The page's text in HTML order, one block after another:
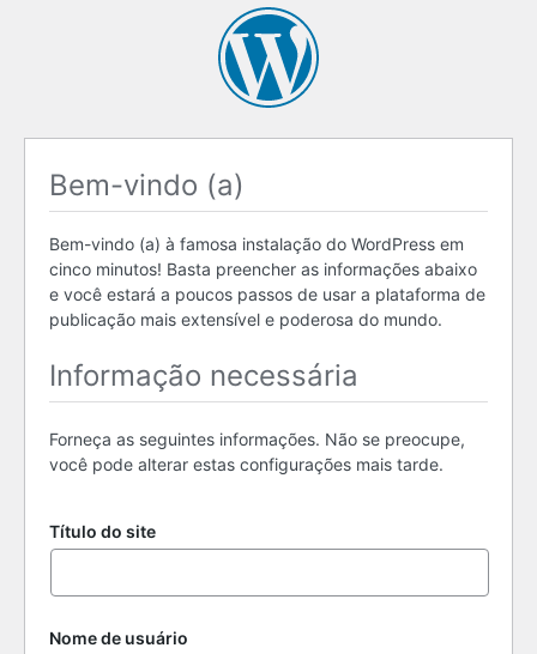
Bem-vindo (a)
Bem-vindo (a) à famosa instalação do WordPress em
cinco minutos! Basta preencher as informações abaixo
e você estará a poucos passos de usar a plataforma de
publicação mais extensível e poderosa do mundo.
Informação necessária
Forneça as seguintes informações. Não se preocupe,
você pode alterar estas configurações mais tarde.
Título do site
Nome de usuário